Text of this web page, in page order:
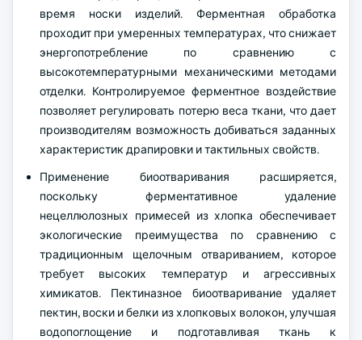
время носки изделий. Ферментная обработка
проходит при умеренных температурах, что снижает
энергопотребление по сравнению с
высокотемпературными механическими методами
отделки. Контролируемое ферментное воздействие
позволяет регулировать потерю веса ткани, что дает
производителям возможность добиваться заданных
характеристик драпировки и тактильных свойств.
Применение биоотваривания расширяется,
поскольку ферментативное удаление
нецеллюлозных примесей из хлопка обеспечивает
экологические преимущества по сравнению с
традиционным щелочным отвариванием, которое
требует высоких температур и агрессивных
химикатов. Пектиназное биоотваривание удаляет
пектин, воски и белки из хлопковых волокон, улучшая
водопоглощение и подготавливая ткань к